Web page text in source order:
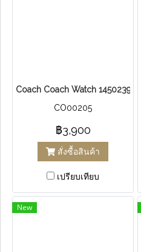
Coach Coach Watch 14502399
CO00205
฿3,900
สั่งซื้อสินค้า
เปรียบเทียบ
New